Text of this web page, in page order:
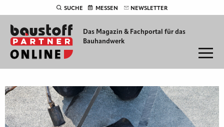
SUCHE MESSEN NEWSLETTER
Das Magazin & Fachportal für das
Bauhandwerk